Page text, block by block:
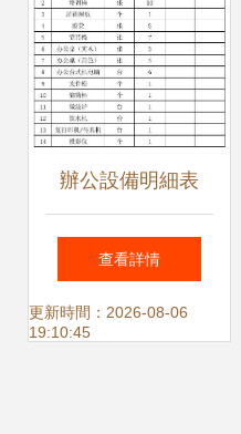
辦公設備明細表
查看詳情
更新時間：2026-08-06
19:10:45